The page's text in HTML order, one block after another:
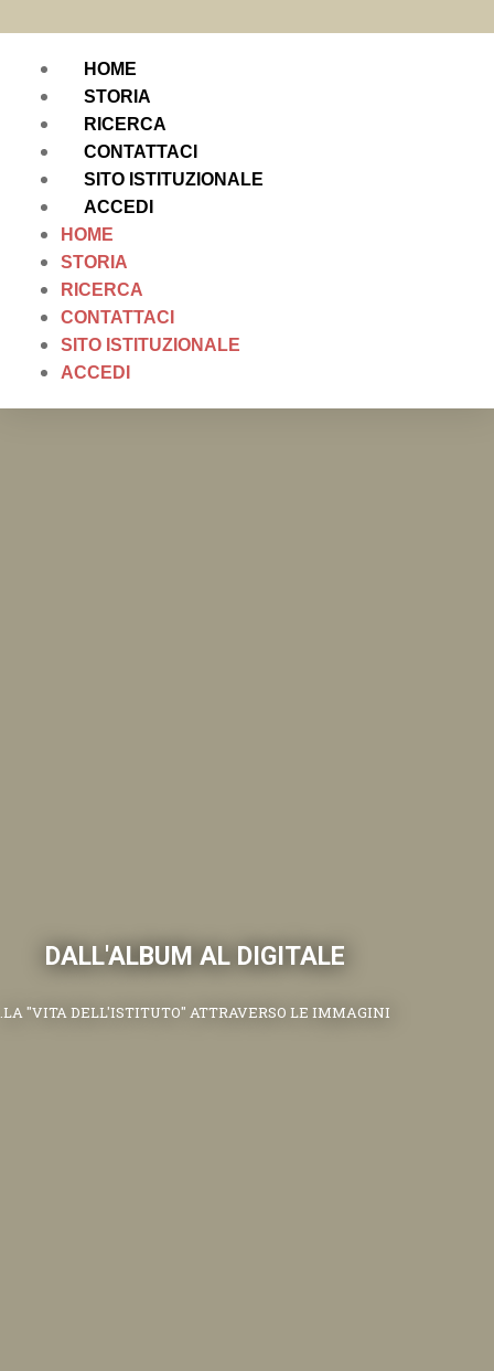
HOME
STORIA
RICERCA
CONTATTACI
SITO ISTITUZIONALE
ACCEDI
HOME
STORIA
RICERCA
CONTATTACI
SITO ISTITUZIONALE
ACCEDI
DALL'ALBUM AL DIGITALE
.LA "VITA DELL'ISTITUTO" ATTRAVERSO LE IMMAGINI